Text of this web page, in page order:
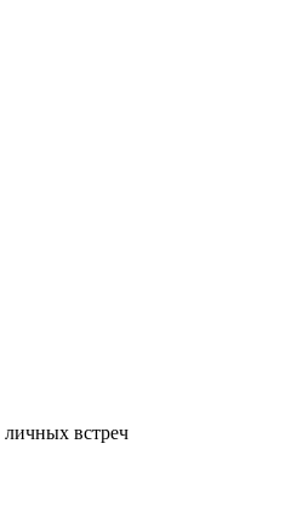
встреч